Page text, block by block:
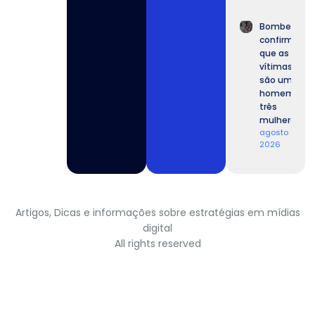
Bombeiros
confirmam
que as
vítimas
são um
homem e
três
mulheres.
agosto 8,
2026
Artigos, Dicas e informações sobre estratégias em mídias
digital
All rights reserved